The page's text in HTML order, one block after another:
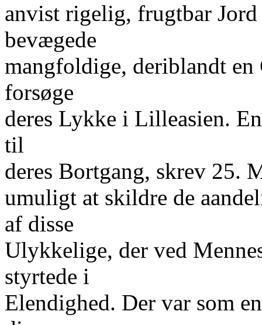
anvist rigelig, frugtbar
bevægede
mangfoldige, deriblandt en
forsøge
deres Lykke i Lilleasien.
til
deres Bortgang, skrev 25.
umuligt at skildre de
af disse
Ulykkelige, der ved
styrtede i
Elendighed. Der var som